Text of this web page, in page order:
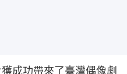
成功帶來了臺灣偶像劇